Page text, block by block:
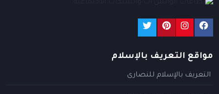
مواقع التعريف بالإسلام
التعريف بالإسلام للنصارى